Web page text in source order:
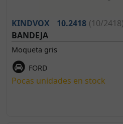
KINDVOX 10.2418 (10/2418)
BANDEJA
Moqueta gris
FORD
Pocas unidades en stock